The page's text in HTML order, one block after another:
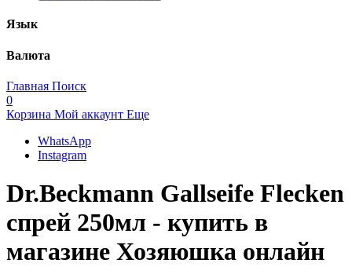
Язык
Валюта
Главная Поиск
0
Корзина Мой аккаунт Еще
WhatsApp
Instagram
Dr.Beckmann Gallseife Flecken
спрей 250мл - купить в
магазине Хозяюшка онлайн